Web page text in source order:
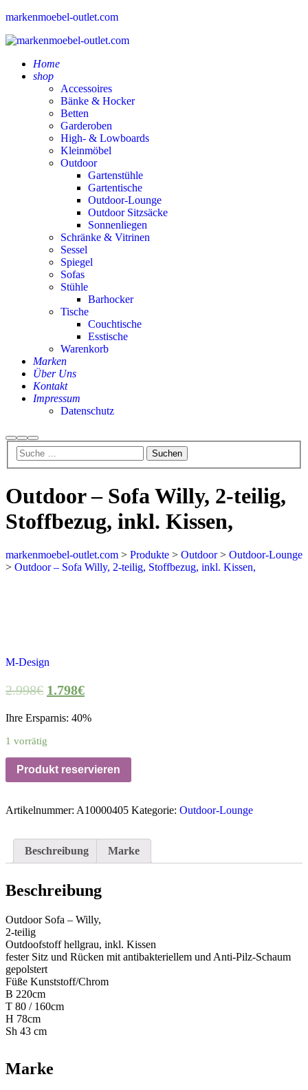
markenmoebel-outlet.com
Home
shop
Accessoires
Bänke & Hocker
Betten
Garderoben
High- & Lowboards
Kleinmöbel
Outdoor
Gartenstühle
Gartentische
Outdoor-Lounge
Outdoor Sitzsäcke
Sonnenliegen
Schränke & Vitrinen
Sessel
Spiegel
Sofas
Stühle
Barhocker
Tische
Couchtische
Esstische
Warenkorb
Marken
Über Uns
Kontakt
Impressum
Datenschutz
Outdoor – Sofa Willy, 2-teilig,
Stoffbezug, inkl. Kissen,
markenmoebel-outlet.com > Produkte > Outdoor> Outdoor-Lounge
> Outdoor – Sofa Willy, 2-teilig, Stoffbezug, inkl. Kissen,
M-Design
2.998€ 1.798€
Ihre Ersparnis: 40%
1 vorrätig
Produkt reservieren
Artikelnummer: A10000405 Kategorie: Outdoor-Lounge
Beschreibung Marke
Beschreibung
Outdoor Sofa – Willy,
2-teilig
Outdoofstoff hellgrau, inkl. Kissen
fester Sitz und Rücken mit antibakteriellem und Anti-Pilz-Schaum
gepolstert
Füße Kunststoff/Chrom
B 220cm
T 80 / 160cm
H 78cm
Sh 43 cm
Marke